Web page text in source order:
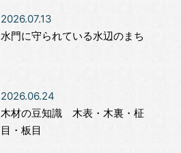
2026.07.13
水門に守られている水辺のまち
2026.06.24
木材の豆知識 木表・木裏・柾
目・板目